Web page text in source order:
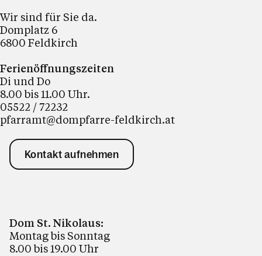
Wir sind für Sie da.
Domplatz 6
6800 Feldkirch
Ferienöffnungszeiten
Di und Do
8.00 bis 11.00 Uhr.
05522 / 72232
pfarramt@dompfarre-feldkirch.at
Kontakt aufnehmen
Dom St. Nikolaus:
Montag bis Sonntag
8.00 bis 19.00 Uhr